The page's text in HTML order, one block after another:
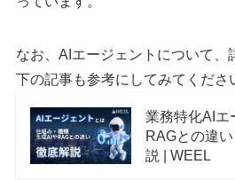
なお、AIエージェントについて、
下の記事も参考にしてみてくださ
業務特化AIエ
RAGとの違
説 | WEEL